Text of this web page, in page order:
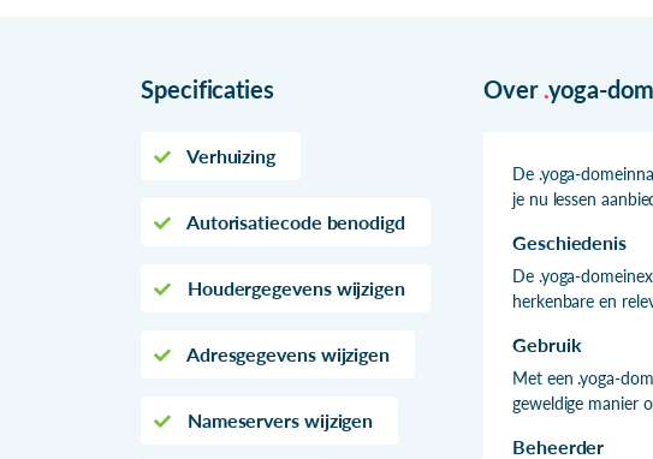
Specificaties
Verhuizing
Autorisatiecode benodigd
Houdergegevens wijzigen
Adresgegevens wijzigen
Nameservers wijzigen
Over .yoga-
De .yoga-
je nu lessen
Geschiedenis
De .yoga-
herkenbare en
Gebruik
Met een .yoga-
geweldige manier
Beheerder